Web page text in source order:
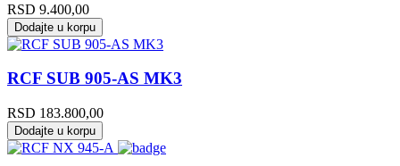
RSD 9.400,00
Dodajte u korpu
RCF SUB 905-AS MK3
RSD 183.800,00
Dodajte u korpu